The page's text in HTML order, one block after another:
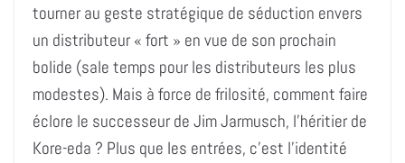
tourner au geste stratégique de séduction envers
un distributeur « fort » en vue de son prochain
bolide (sale temps pour les distributeurs les plus
modestes). Mais à force de frilosité, comment faire
éclore le successeur de Jim Jarmusch, l’héritier de
Kore-eda ? Plus que les entrées, c’est l’identité